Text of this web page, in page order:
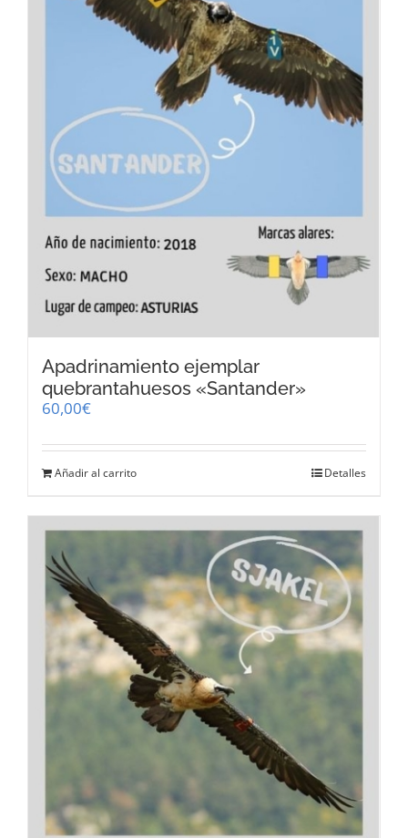
Apadrinamiento ejemplar
quebrantahuesos «Santander»
60,00€
Añadir al carrito Detalles